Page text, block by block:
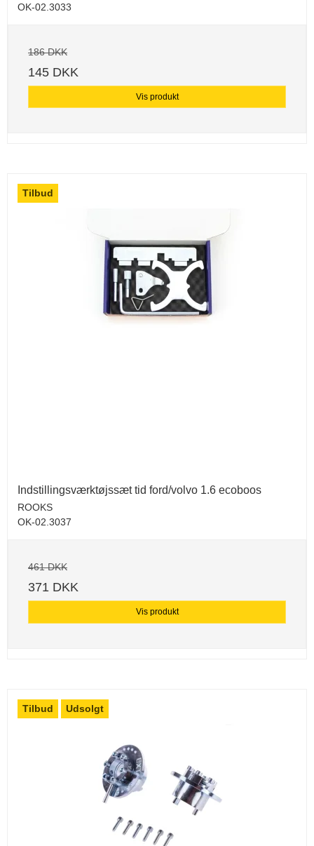
OK-02.3033
186 DKK
145 DKK
Vis produkt
Tilbud
Indstillingsværktøjssæt tid ford/volvo 1.6 ecoboos
ROOKS
OK-02.3037
461 DKK
371 DKK
Vis produkt
Tilbud Udsolgt